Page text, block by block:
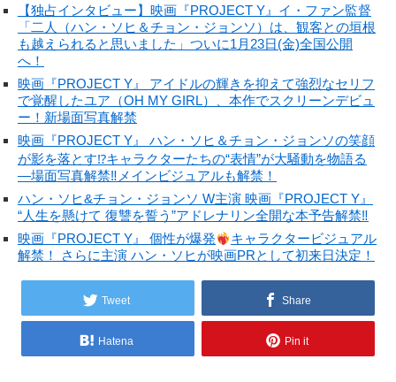
【独占インタビュー】映画『PROJECT Y』イ・ファン監督
「二人（ハン・ソヒ＆チョン・ジョンソ）は、観客との垣根
も越えられると思いました」ついに1月23日(金)全国公開
へ！
映画『PROJECT Y』 アイドルの輝きを抑えて強烈なセリフ
で覚醒したユア（OH MY GIRL）、本作でスクリーンデビュ
ー！新場面写真解禁
映画『PROJECT Y』 ハン・ソヒ＆チョン・ジョンソの笑顔
が影を落とす⁉キャラクターたちの“表情”が大騒動を物語る
―場面写真解禁‼メインビジュアルも解禁！
ハン・ソヒ&チョン・ジョンソ W主演 映画『PROJECT Y』
“人生を懸けて 復讐を誓う”アドレナリン全開な本予告解禁‼
映画『PROJECT Y』 個性が爆発
キャラクタービジュアル
解禁！ さらに主演 ハン・ソヒが映画PRとして初来日決定！
Tweet Share
Hatena Pin it